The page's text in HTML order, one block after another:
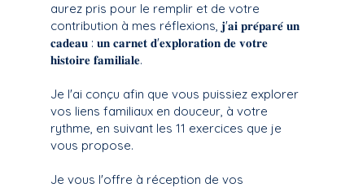
aurez pris pour le remplir et de votre
contribution à mes réflexions, 𝐣'𝐚𝐢 𝐩𝐫𝐞́𝐩𝐚𝐫𝐞́ 𝐮𝐧
𝐜𝐚𝐝𝐞𝐚𝐮 : 𝐮𝐧 𝐜𝐚𝐫𝐧𝐞𝐭 𝐝'𝐞𝐱𝐩𝐥𝐨𝐫𝐚𝐭𝐢𝐨𝐧 𝐝𝐞 𝐯𝐨𝐭𝐫𝐞
𝐡𝐢𝐬𝐭𝐨𝐢𝐫𝐞 𝐟𝐚𝐦𝐢𝐥𝐢𝐚𝐥𝐞.
Je l'ai conçu afin que vous puissiez explorer
vos liens familiaux en douceur, à votre
rythme, en suivant les 11 exercices que je
vous propose.
Je vous l'offre à réception de vos